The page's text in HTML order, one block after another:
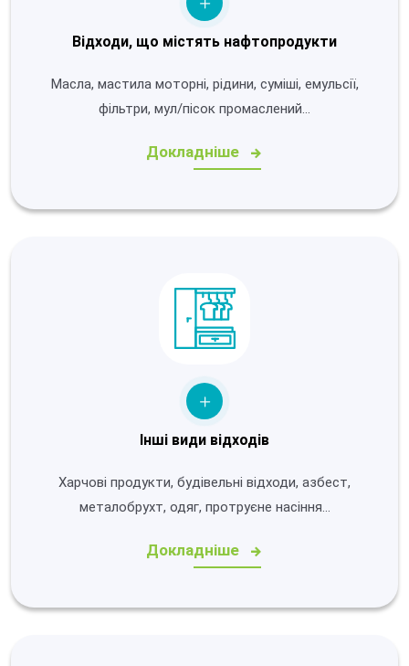
Відходи, що містять нафтопродукти
Масла, мастила моторні, рідини, суміші, емульсії,
фільтри, мул/пісок промаслений…
Докладніше
Інші види відходів
Харчові продукти, будівельні відходи, азбест,
металобрухт, одяг, протруєне насіння…
Докладніше